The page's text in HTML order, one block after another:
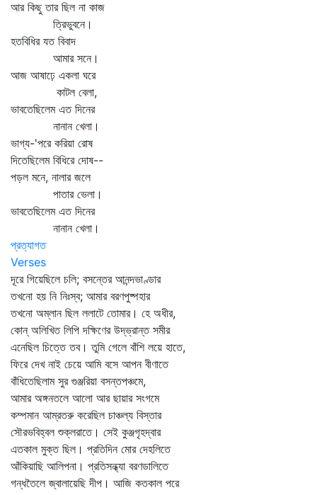
আর কিছু তার ছিল না কাজ
ত্রিভুবনে।
হতবিধির যত বিবাদ
আমার সনে।
আজ আষাঢ়ে একলা ঘরে
কাটল বেলা,
ভাবতেছিলেম এত দিনের
নানান খেলা।
ভাগ্য-'পরে করিয়া রোষ
দিতেছিলেম বিধিরে দোষ--
পড়ল মনে, নালার জলে
পাতার ভেলা।
ভাবতেছিলেম এত দিনের
নানান খেলা।
প্রত্যাগত
Verses
দূরে গিয়েছিলে চলি; বসন্তের আনন্দভাণ্ডার
তখনো হয় নি নিঃস্ব; আমার বরণপুষ্পহার
তখনো অম্লান ছিল ললাটে তোমার। হে অধীর,
কোন্‌ অলিখিত লিপি দক্ষিণের উদ্‌ভ্রান্ত সমীর
এনেছিল চিত্তে তব। তুমি গেলে বাঁশি লয়ে হাতে,
ফিরে দেখ নাই চেয়ে আমি বসে আপন বীণাতে
বাঁধিতেছিলাম সুর গুঞ্জরিয়া বসন্তপঞ্চমে,
আমার অঙ্গনতলে আলো আর ছায়ার সংগমে
কম্পমান আম্রতরু করেছিল চাঞ্চল্য বিস্তার
সৌরভবিহ্বল শুক্লরাতে। সেই কুঞ্জগৃহদ্বার
এতকাল মুক্ত ছিল। প্রতিদিন মোর দেহলিতে
আঁকিয়াছি আলিপনা। প্রতিসন্ধ্যা বরণডালিতে
গন্ধতৈলে জ্বালায়েছি দীপ। আজি কতকাল পরে